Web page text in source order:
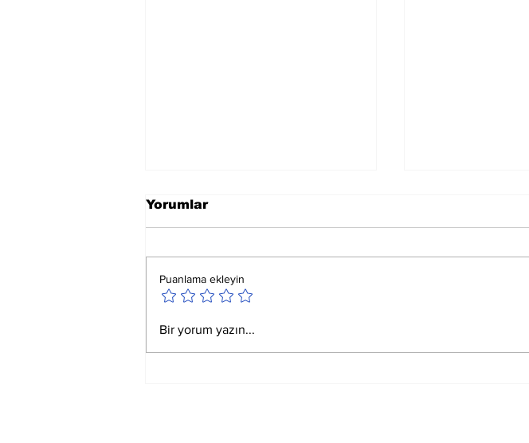
Ay Yay Burcunda
Akreplere Etkileri
Yorumlar
Puanlama ekleyin
Bir yorum yazın...